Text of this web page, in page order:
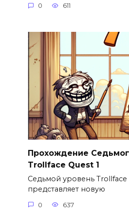
0 611
Прохождение
Trollface Quest 1
Седьмой уровень Trollface
представляет новую
0 637